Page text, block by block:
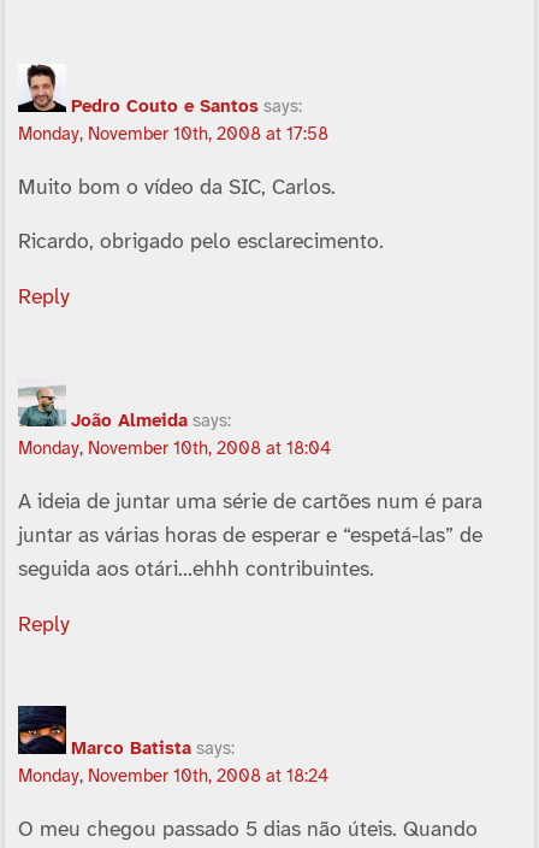
Pedro Couto e Santos says:
Monday, November 10th, 2008 at 17:58
Muito bom o ví­deo da SIC, Carlos.
Ricardo, obrigado pelo esclarecimento.
Reply
João Almeida says:
Monday, November 10th, 2008 at 18:04
A ideia de juntar uma série de cartões num é para
juntar as várias horas de esperar e “espetá-las” de
seguida aos otári…ehhh contribuintes.
Reply
Marco Batista says:
Monday, November 10th, 2008 at 18:24
O meu chegou passado 5 dias não úteis. Quando